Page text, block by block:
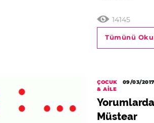
14145
Tümünü Oku
ÇOCUK
& AILE
09/03/2017
Yorumlarda
Müstear